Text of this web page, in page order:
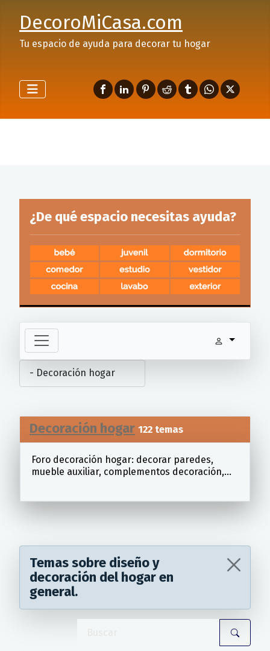
DecoroMiCasa.com
Tu espacio de ayuda para decorar tu hogar
¿De qué espacio necesitas ayuda?
Decoración hogar 122 temas
Foro decoración hogar: decorar paredes,
mueble auxiliar, complementos decoración,...
Temas sobre diseño y
decoración del hogar en
general.